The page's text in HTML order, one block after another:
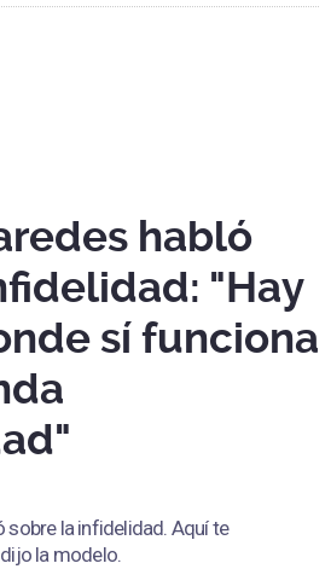
habló
"Hay
sí funciona
sobre la infidelidad. Aquí te
la modelo.